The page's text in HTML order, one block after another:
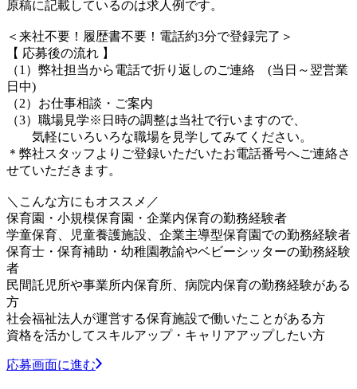
原稿に記載しているのは求人例です。
＜来社不要！履歴書不要！電話約3分で登録完了＞
【 応募後の流れ 】
（1）弊社担当から電話で折り返しのご連絡 (当日～翌営業
日中)
（2）お仕事相談・ご案内
（3）職場見学※日時の調整は当社で行いますので、
気軽にいろいろな職場を見学してみてください。
＊弊社スタッフよりご登録いただいたお電話番号へご連絡さ
せていただきます。
＼こんな方にもオススメ／
保育園・小規模保育園・企業内保育の勤務経験者
学童保育、児童養護施設、企業主導型保育園での勤務経験者
保育士・保育補助・幼稚園教諭やベビーシッターの勤務経験
者
民間託児所や事業所内保育所、病院内保育の勤務経験がある
方
社会福祉法人が運営する保育施設で働いたことがある方
資格を活かしてスキルアップ・キャリアアップしたい方
応募画面に進む